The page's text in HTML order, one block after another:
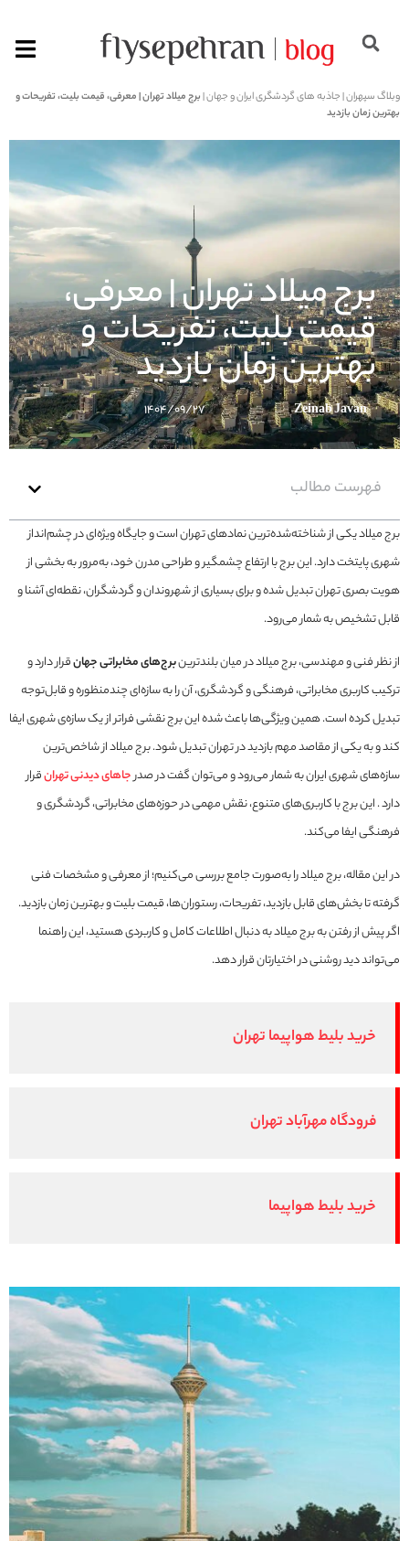
وبلاگ سپهران|جاذبه های گردشگری ایران و جهان|برج میلاد تهران | معرفی، قیمت بلیت، تفریحات و
بهترین زمان بازدید
برج میلاد تهران | معرفی،
قیمت بلیت، تفریحات و
بهترین زمان بازدید
Zeinab Javan ۱۴۰۴/۰۹/۲۷
فهرست مطالب
برج میلاد یکی از شناخته‌شده‌ترین نمادهای تهران است و جایگاه ویژه‌ای در چشم‌انداز
شهری پایتخت دارد. این برج با ارتفاع چشمگیر و طراحی مدرن خود، به‌مرور به بخشی از
هویت بصری تهران تبدیل شده و برای بسیاری از شهروندان و گردشگران، نقطه‌ای آشنا و
قابل تشخیص به شمار می‌رود.
از نظر فنی و مهندسی، برج میلاد در میان بلندترینبرج‌های مخابراتی جهانقرار دارد و
ترکیب کاربری مخابراتی، فرهنگی و گردشگری، آن را به سازه‌ای چندمنظوره و قابل‌توجه
تبدیل کرده است. همین ویژگی‌ها باعث شده این برج نقشی فراتر از یک سازه‌ی شهری ایفا
کند و به یکی از مقاصد مهم بازدید در تهران تبدیل شود. برج میلاد از شاخص‌ترین
سازه‌های شهری ایران به شمار می‌رود و می‌توان گفت در صدرجاهای دیدنی تهرانقرار
دارد . این برج با کاربری‌های متنوع، نقش مهمی در حوزه‌های مخابراتی، گردشگری و
فرهنگی ایفا می‌کند.
در این مقاله، برج میلاد را به‌صورت جامع بررسی می‌کنیم؛ از معرفی و مشخصات فنی
گرفته تا بخش‌های قابل بازدید، تفریحات، رستوران‌ها، قیمت بلیت و بهترین زمان بازدید.
اگر پیش از رفتن به برج میلاد به دنبال اطلاعات کامل و کاربردی هستید، این راهنما
می‌تواند دید روشنی در اختیارتان قرار دهد.
خرید بلیط هواپیما تهران
فرودگاه مهرآباد تهران
خرید بلیط هواپیما